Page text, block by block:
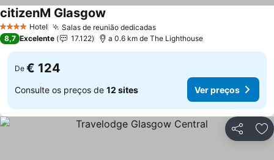
4 EstrelasHotel Salas de reunião dedicadas
citizenM Glasgow
8,7 Excelente 17.122 a 0.6 km de The Lighthouse
De € 124
Consulte os preços de 12 sites Ver preços
Partilhar